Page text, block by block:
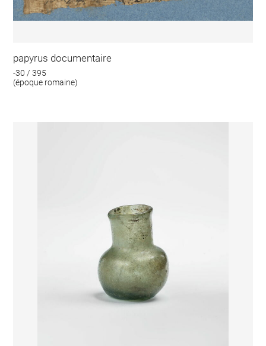
papyrus documentaire
-30 / 395
(époque romaine)